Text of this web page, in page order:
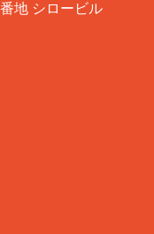
地 シロービル